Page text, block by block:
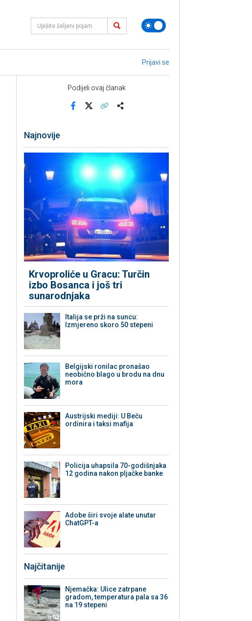
Prijavi se
Podijeli ovaj članak
Najnovije
Krvoproliće u Gracu: Turčin
izbo Bosanca i još tri
sunarodnjaka
Italija se prži na suncu:
Izmjereno skoro 50 stepeni
Belgijski ronilac pronašao
neobično blago u brodu na dnu
mora
Austrijski mediji: U Beču
ordinira i taksi mafija
Policija uhapsila 70-godišnjaka
12 godina nakon pljačke banke
Adobe širi svoje alate unutar
ChatGPT-a
Najčitanije
Njemačka: Ulice zatrpane
gradom, temperatura pala sa 36
na 19 stepeni